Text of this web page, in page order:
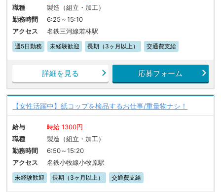
職種
製造（組立・加工）
勤務時間
6:25～15:10
アクセス
名鉄三河線若林駅
週5日勤務 未経験歓迎 長期（3ヶ月以上） 交通費支給
詳細を見る 応募フォーム
【女性活躍中】紙コップを検品するお仕事/重量物ナシ！
給与
時給 1300円
職種
製造（組立・加工）
勤務時間
6:50～15:20
アクセス
名鉄小牧線小牧原駅
未経験歓迎 長期（3ヶ月以上） 交通費支給